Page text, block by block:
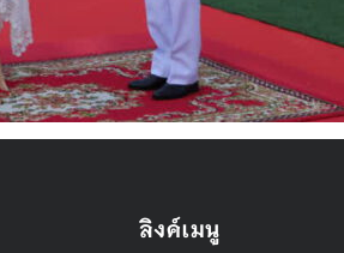
ลิงค์เมนู